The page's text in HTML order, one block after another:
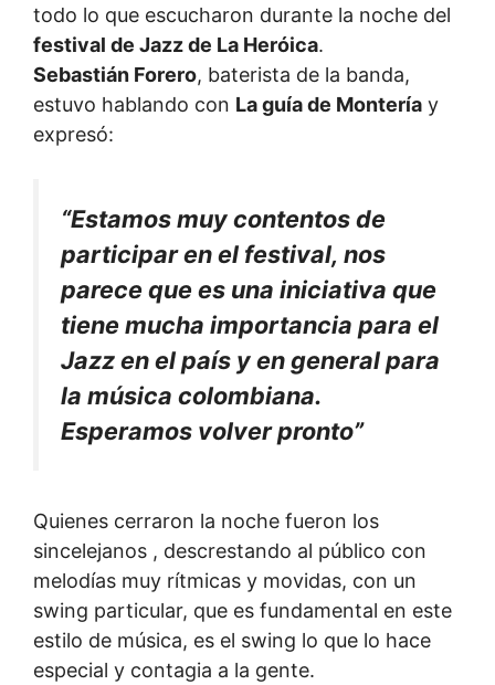
todo lo que escucharon durante la noche del
festival de Jazz de La Heróica.
Sebastián Forero, baterista de la banda,
estuvo hablando con La guía de Montería y
expresó:
“Estamos muy contentos de
participar en el festival, nos
parece que es una iniciativa que
tiene mucha importancia para el
Jazz en el país y en general para
la música colombiana.
Esperamos volver pronto”
Quienes cerraron la noche fueron los
sincelejanos , descrestando al público con
melodías muy rítmicas y movidas, con un
swing particular, que es fundamental en este
estilo de música, es el swing lo que lo hace
especial y contagia a la gente.